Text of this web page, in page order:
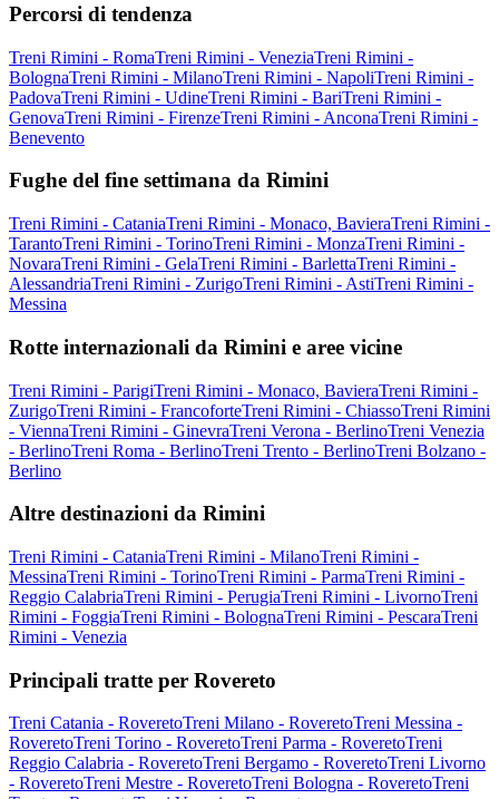
Percorsi di tendenza
Treni Rimini - RomaTreni Rimini - VeneziaTreni Rimini -
BolognaTreni Rimini - MilanoTreni Rimini - NapoliTreni Rimini -
PadovaTreni Rimini - UdineTreni Rimini - BariTreni Rimini -
GenovaTreni Rimini - FirenzeTreni Rimini - AnconaTreni Rimini -
Benevento
Fughe del fine settimana da Rimini
Treni Rimini - CataniaTreni Rimini - Monaco, BavieraTreni Rimini -
TarantoTreni Rimini - TorinoTreni Rimini - MonzaTreni Rimini -
NovaraTreni Rimini - GelaTreni Rimini - BarlettaTreni Rimini -
AlessandriaTreni Rimini - ZurigoTreni Rimini - AstiTreni Rimini -
Messina
Rotte internazionali da Rimini e aree vicine
Treni Rimini - ParigiTreni Rimini - Monaco, BavieraTreni Rimini -
ZurigoTreni Rimini - FrancoforteTreni Rimini - ChiassoTreni Rimini
- ViennaTreni Rimini - GinevraTreni Verona - BerlinoTreni Venezia
- BerlinoTreni Roma - BerlinoTreni Trento - BerlinoTreni Bolzano -
Berlino
Altre destinazioni da Rimini
Treni Rimini - CataniaTreni Rimini - MilanoTreni Rimini -
MessinaTreni Rimini - TorinoTreni Rimini - ParmaTreni Rimini -
Reggio CalabriaTreni Rimini - PerugiaTreni Rimini - LivornoTreni
Rimini - FoggiaTreni Rimini - BolognaTreni Rimini - PescaraTreni
Rimini - Venezia
Principali tratte per Rovereto
Treni Catania - RoveretoTreni Milano - RoveretoTreni Messina -
RoveretoTreni Torino - RoveretoTreni Parma - RoveretoTreni
Reggio Calabria - RoveretoTreni Bergamo - RoveretoTreni Livorno
- RoveretoTreni Mestre - RoveretoTreni Bologna - RoveretoTreni